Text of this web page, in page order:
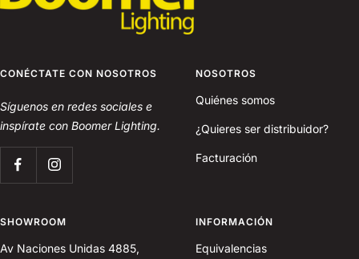
CONÉCTATE CON NOSOTROS
Síguenos en redes sociales e
inspírate con Boomer Lighting.
NOSOTROS
Quiénes somos
¿Quieres ser distribuidor?
Facturación
SHOWROOM
Av Naciones Unidas 4885,
INFORMACIÓN
Equivalencias